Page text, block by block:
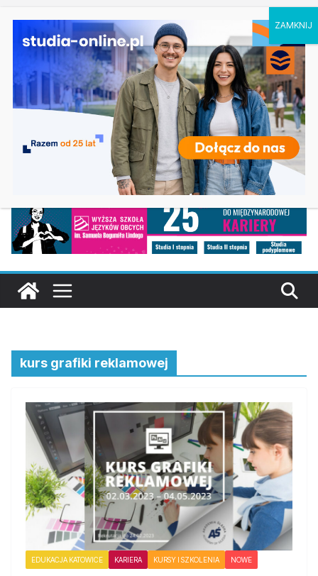
Ostatnie
wpisy:
Oceanotechnika w Szczecinie
Dodatkowa rekrutacja na studia na UJD –
Uniwersytet Jana Długosza w Częstochowie
Biotechnologia – Uniwersytet Przyrodniczy w
Poznaniu
Zarządzanie w turystyce w Katowicach
Turystyka – Uniwersytet Wrocławski
kurs grafiki reklamowej
EDUKACJA KATOWICE KARIERA KURSY I SZKOLENIA NOWE